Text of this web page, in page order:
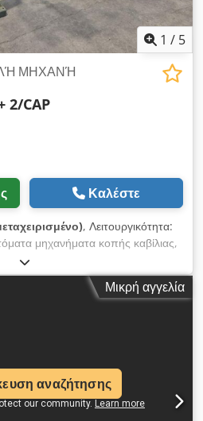
1 / 5
ΜΗΧΑΝΉ
2/CAP
Καλέστε
, Λειτουργικότητα:
μηχανήματα κοπής καβίλιας,
Αυτόματα μηχανήματα διάτρησης
2/CAP Csdpfjdwqi Sjx
τα μηχανήματα σε λειτουργία
Μικρή αγγελία
αναζήτησης